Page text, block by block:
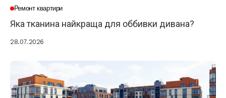
Ремонт квартири
Яка тканина найкраща для оббивки дивана?
28.07.2026